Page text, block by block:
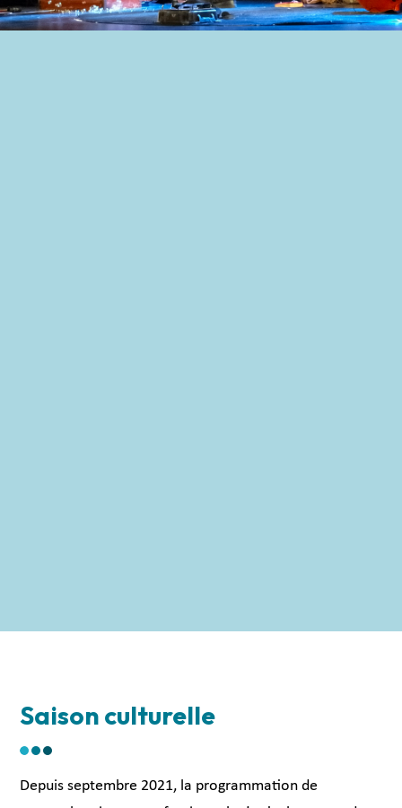
Saison culturelle
Depuis septembre 2021, la programmation de